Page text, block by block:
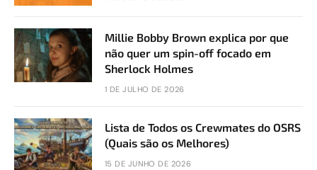
Millie Bobby Brown explica por que
não quer um spin-off focado em
Sherlock Holmes
1 DE JULHO DE 2026
Lista de Todos os Crewmates do OSRS
(Quais são os Melhores)
15 DE JUNHO DE 2026